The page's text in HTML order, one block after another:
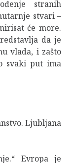
stranih
stvari –
će more.
da je
vlada, i zašto
svaki put ima
Ljubljana
Evropa je